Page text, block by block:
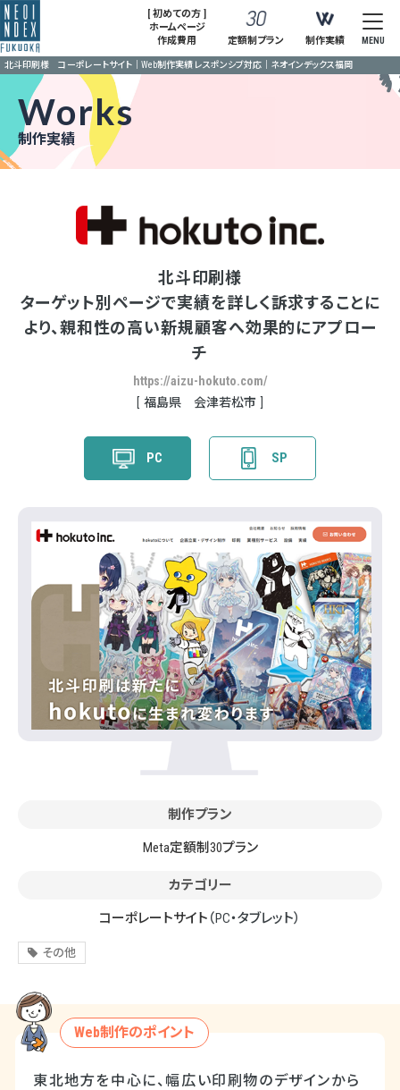
[ 初めての方 ]
ホームページ
作成費用
定額制プラン 制作実績 MENU
北斗印刷様 コーポレートサイト｜Web制作実績 レスポンシブ対応｜ネオインデックス福岡
Works
制作実績
北斗印刷様
ターゲット別ページで実績を詳しく訴求することに
より、親和性の高い新規顧客へ効果的にアプロー
チ
https://aizu-hokuto.com/
福島県 会津若松市
PC SP
制作プラン
Meta定額制30プラン
カテゴリー
コーポレートサイト （PC・タブレット）
その他
Web制作のポイント
東北地方を中心に、幅広い印刷物のデザインから